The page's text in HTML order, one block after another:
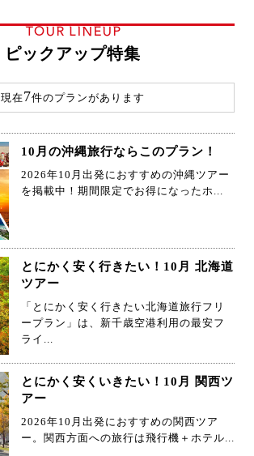
TOUR LINEUP
ピックアップ特集
現在7件のプランがあります
10月の沖縄旅行ならこのプラン！
2026年10月出発におすすめの沖縄ツアー
を掲載中！期間限定でお得になったホ...
とにかく安く行きたい！10月 北海道
ツアー
「とにかく安く行きたい北海道旅行フリ
ープラン」は、新千歳空港利用の最安フ
ライ...
とにかく安くいきたい！10月 関西ツ
アー
2026年10月出発におすすめの関西ツア
ー。関西方面への旅行は飛行機＋ホテル...